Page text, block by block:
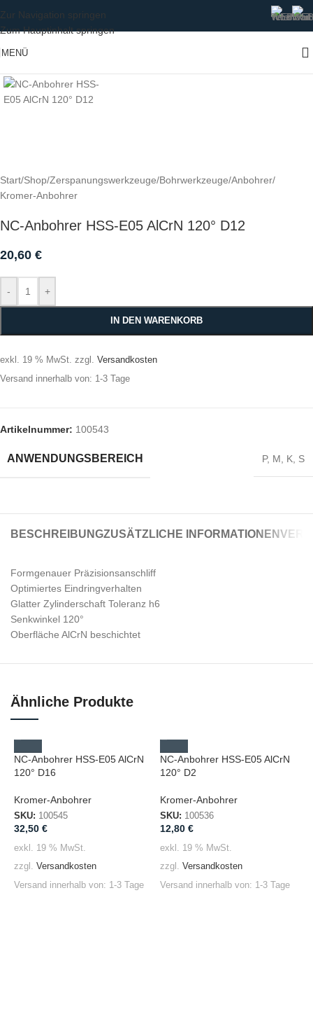
Zur Navigation springen
Zum Hauptinhalt springen
MENÜ
Start/Shop/Zerspanungswerkzeuge/Bohrwerkzeuge/Anbohrer/
Kromer-Anbohrer
NC-Anbohrer HSS-E05 AlCrN 120° D12
20,60 €
- +
IN DEN WARENKORB
exkl. 19 % MwSt. zzgl. Versandkosten
Versand innerhalb von: 1-3 Tage
Artikelnummer: 100543
ANWENDUNGSBEREICH P, M K S
BESCHREIBUNGZUSÄTZLICHE INFORMATIONEN
Formgenauer Präzisionsanschliff
Optimiertes Eindringverhalten
Glatter Zylinderschaft Toleranz h6
Senkwinkel 120°
Oberfläche AlCrN beschichtet
Ähnliche Produkte
NC-Anbohrer HSS-E05 AlCrN
120° D16
Kromer-Anbohrer
SKU: 100545
32,50 €
exkl. 19 % MwSt.
zzgl. Versandkosten
Versand innerhalb von: 1-3 Tage
NC-Anbohrer HSS-E05 AlCrN
120° D2
Kromer-Anbohrer
SKU: 100536
12,80 €
exkl. 19 % MwSt.
zzgl. Versandkosten
Versand innerhalb von: 1-3 Tage